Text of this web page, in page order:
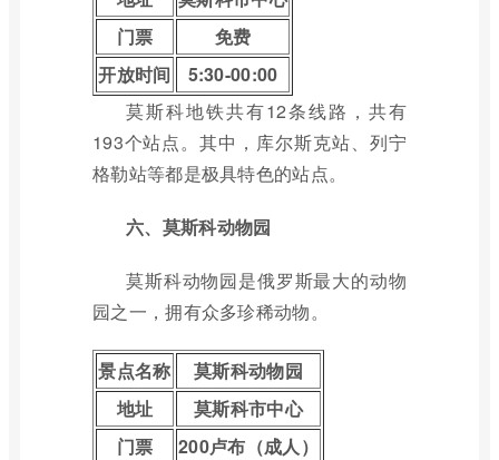
门票
免费
开放时间
5:30-00:00
莫斯科地铁共有12条线路，共有
193个站点。其中，库尔斯克站、列宁
格勒站等都是极具特色的站点。
六、莫斯科动物园
莫斯科动物园是俄罗斯最大的动物
园之一，拥有众多珍稀动物。
景点名称
莫斯科动物园
地址
莫斯科市中心
门票
200卢布（成人）